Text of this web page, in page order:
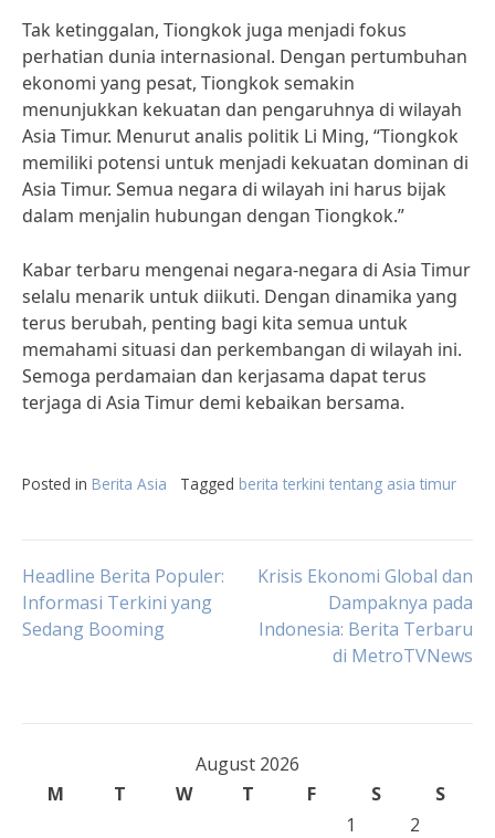
Tak ketinggalan, Tiongkok juga menjadi fokus
perhatian dunia internasional. Dengan pertumbuhan
ekonomi yang pesat, Tiongkok semakin
menunjukkan kekuatan dan pengaruhnya di wilayah
Asia Timur. Menurut analis politik Li Ming, “Tiongkok
memiliki potensi untuk menjadi kekuatan dominan di
Asia Timur. Semua negara di wilayah ini harus bijak
dalam menjalin hubungan dengan Tiongkok.”
Kabar terbaru mengenai negara-negara di Asia Timur
selalu menarik untuk diikuti. Dengan dinamika yang
terus berubah, penting bagi kita semua untuk
memahami situasi dan perkembangan di wilayah ini.
Semoga perdamaian dan kerjasama dapat terus
terjaga di Asia Timur demi kebaikan bersama.
Posted in Berita Asia Tagged berita terkini tentang asia timur
Post
navigation
Headline Berita Populer:
Informasi Terkini yang
Sedang Booming
Krisis Ekonomi Global dan
Dampaknya pada
Indonesia: Berita Terbaru
di MetroTVNews
August 2026
M
T W T F S
S
1
2